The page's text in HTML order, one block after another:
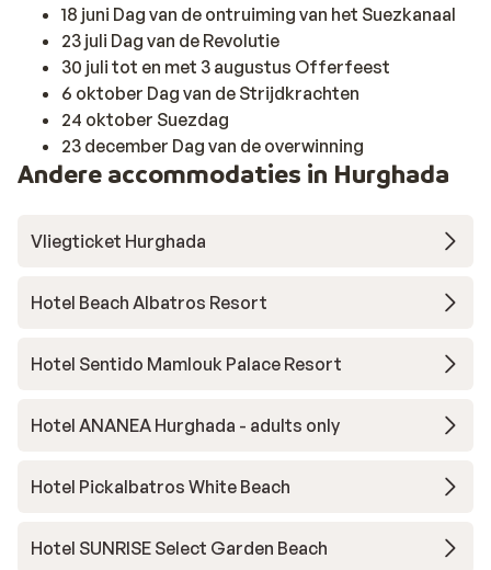
18 juni Dag van de ontruiming van het Suezkanaal
23 juli Dag van de Revolutie
30 juli tot en met 3 augustus Offerfeest
6 oktober Dag van de Strijdkrachten
24 oktober Suezdag
23 december Dag van de overwinning
Andere accommodaties in Hurghada
Vliegticket Hurghada
Hotel Beach Albatros Resort
Hotel Sentido Mamlouk Palace Resort
Hotel ANANEA Hurghada - adults only
Hotel Pickalbatros White Beach
Hotel SUNRISE Select Garden Beach